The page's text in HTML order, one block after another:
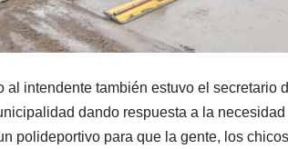
al intendente también estuvo el secretario
dando respuesta a la
polideportivo para que la gente, los